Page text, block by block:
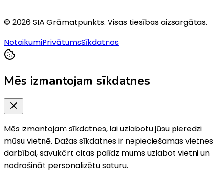
©2026SIA Grāmatpunkts. Visas tiesības aizsargātas.
NoteikumiPrivātumsSīkdatnes
Mēs izmantojam sīkdatnes
Mēs izmantojam sīkdatnes, lai uzlabotu jūsu pieredzi
mūsu vietnē. Dažas sīkdatnes ir nepieciešamas vietnes
darbībai, savukārt citas palīdz mums uzlabot vietni un
nodrošināt personalizētu saturu.